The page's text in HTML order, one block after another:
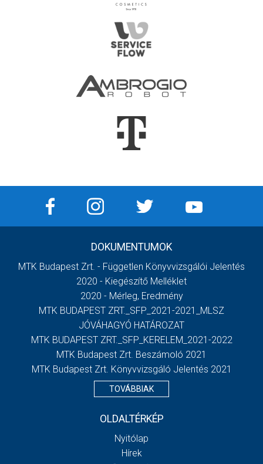
DOKUMENTUMOK
MTK Budapest Zrt. - Független Könyvvizsgálói Jelentés
2020 - Kiegészítő Melléklet
2020 - Mérleg, Eredmény
MTK BUDAPEST ZRT._SFP_2021-2021_MLSZ
JÓVÁHAGYÓ HATÁROZAT
MTK BUDAPEST ZRT._SFP_KERELEM_2021-2022
MTK Budapest Zrt. Beszámoló 2021
MTK Budapest Zrt. Könyvvizsgáló Jelentés 2021
TOVÁBBIAK
OLDALTÉRKÉP
Nyitólap
Hírek